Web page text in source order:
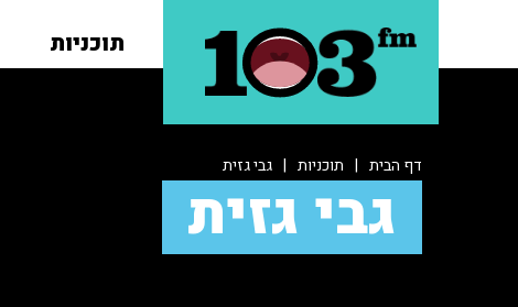
תוכניות
דף הבית | תוכניות | גבי גזית
גבי גזית